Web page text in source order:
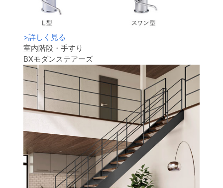
>詳しく見る
室内階段・手すり
BXモダンステアーズ